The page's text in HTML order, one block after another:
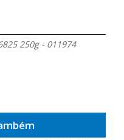
250g - 011974